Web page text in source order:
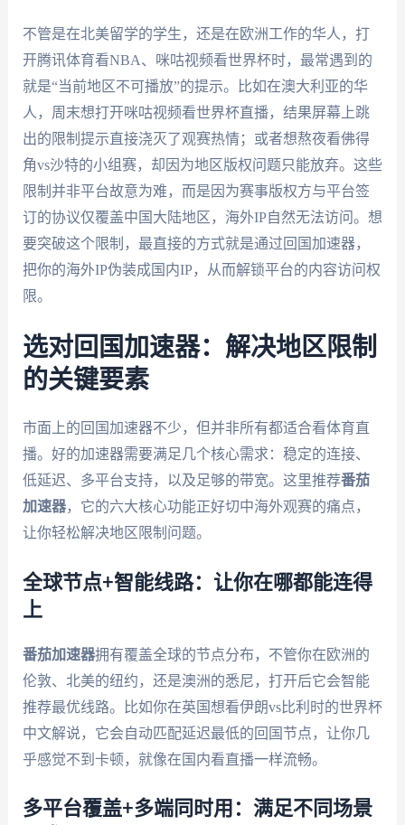
不管是在北美留学的学生，还是在欧洲工作的华人，打
开腾讯体育看NBA、咪咕视频看世界杯时，最常遇到的
就是“当前地区不可播放”的提示。比如在澳大利亚的华
人，周末想打开咪咕视频看世界杯直播，结果屏幕上跳
出的限制提示直接浇灭了观赛热情；或者想熬夜看佛得
角vs沙特的小组赛，却因为地区版权问题只能放弃。这些
限制并非平台故意为难，而是因为赛事版权方与平台签
订的协议仅覆盖中国大陆地区，海外IP自然无法访问。想
要突破这个限制，最直接的方式就是通过回国加速器，
把你的海外IP伪装成国内IP，从而解锁平台的内容访问权
限。
选对回国加速器：解决地区限制
的关键要素
市面上的回国加速器不少，但并非所有都适合看体育直
播。好的加速器需要满足几个核心需求：稳定的连接、
低延迟、多平台支持，以及足够的带宽。这里推荐番茄
加速器，它的六大核心功能正好切中海外观赛的痛点，
让你轻松解决地区限制问题。
全球节点+智能线路：让你在哪都能连得
上
番茄加速器拥有覆盖全球的节点分布，不管你在欧洲的
伦敦、北美的纽约，还是澳洲的悉尼，打开后它会智能
推荐最优线路。比如你在英国想看伊朗vs比利时的世界杯
中文解说，它会自动匹配延迟最低的回国节点，让你几
乎感觉不到卡顿，就像在国内看直播一样流畅。
多平台覆盖+多端同时用：满足不同场景